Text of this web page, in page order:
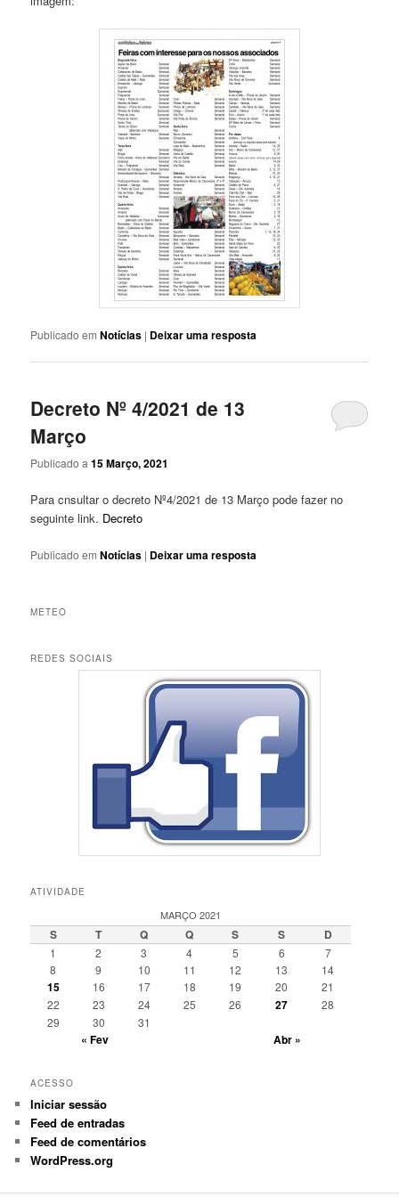
Publicado em Notícias | Deixar uma resposta
Decreto Nº 4/2021 de 13
Março
Publicado a15 Março, 2021
Para cnsultar o decreto Nº4/2021 de 13 Março pode fazer no
seguinte link. Decreto
Publicado em Notícias | Deixar uma resposta
METEO
REDES SOCIAIS
ATIVIDADE
MARÇO 2021
S T Q Q S S D
1 2 3 4 5 6
7
8
9 10 11 12 13 14
15 16 17 18 19 20
21
22
23 24 25 26 27
28
29
30 31
« Fev Abr »
ACESSO
Iniciar sessão
Feed de entradas
Feed de comentários
WordPress.org